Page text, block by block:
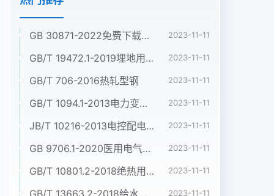
GB 30871-2022免费下载危险化学品企业特殊作业安全规范 2023-11-11
GB/T 19472.1-2019埋地用聚乙烯(PE)结构壁管道系统 第1部分:聚乙烯双壁波纹管材 2023-11-11
GB/T 706-2016热轧型钢 2023-11-11
GB/T 1094.1-2013电力变压器 第1部分:总则 2023-11-11
JB/T 10216-2013电控配电用电缆桥架 2023-11-11
GB 9706.1-2020医用电气设备 第1部分:基本安全和基本性能的通用要求 2023-11-11
GB/T 10801.2-2018绝热用挤塑聚苯乙烯泡沫塑料(XPS) 2023-11-11
GB/T 13663.2-2018给水用聚乙烯(PE)管道系统 第2部分:管材 2023-11-11